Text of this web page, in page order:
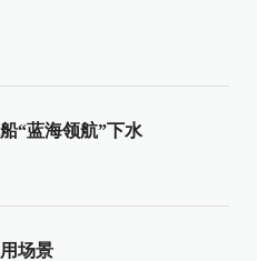
“蓝海领航”下水
场景